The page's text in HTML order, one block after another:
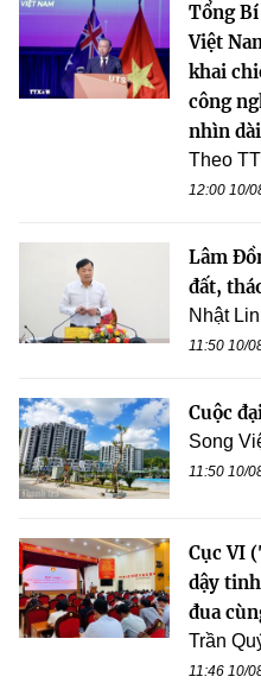
Tổng
Việt
khai
công
nhìn
Theo
12:00 10/
Lâm
đất,
Nhật
11:50 10/
Cuộc
Song
11:50 10/
Cục VI
dậy
đua
Trần
11:46 10/